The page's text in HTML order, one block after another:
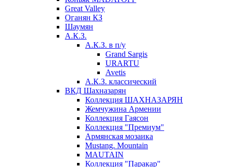
Great Valley
Оганян КЗ
Шаумян
А.К.З.
А.К.З. в п/у
Grand Sargis
URARTU
Avetis
А.К.З. классический
ВКД Шахназарян
Коллекция ШАХНАЗАРЯН
Жемчужина Армении
Коллекция Гаясон
Коллекция "Премиум"
Армянская мозаика
Mustang. Mountain
MAUTAIN
Коллекция "Паракар"